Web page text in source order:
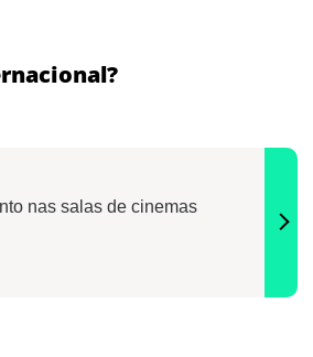
nas salas de cinemas